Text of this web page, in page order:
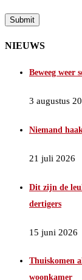
NIEUWS
Beweeg weer
3 augustus
Niemand
21 juli 2026
Dit zijn de
dertigers
15 juni 2026
Thuiskomen
woonkamer